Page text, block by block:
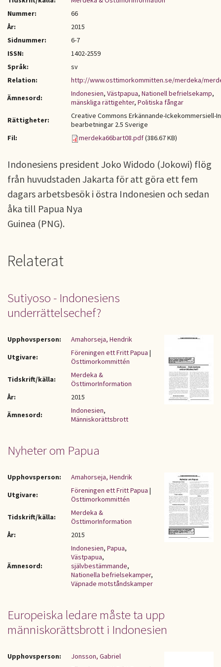
Nummer:
66
År:
2015
Sidnummer:
6-7
ISSN:
1402-2559
Språk:
sv
Relation:
http://www.osttimorkommitten.se/merdeka/
Ämnesord:
Indonesien, Västpapua, Nationell befrielsekamp,
mänskliga rättigehter, Politiska fångar
Rättigheter:
Creative Commons Erkännande-Ickekommersiell-
bearbetningar 2.5 Sverige
Fil:
merdeka66bart08.pdf(386.67 KB)
Indonesiens president Joko Widodo (Jokowi) flög
från huvudstaden Jakarta för att göra ett fem
dagars arbetsbesök i östra Indonesien och sedan
åka till Papua Nya
Guinea (PNG).
Relaterat
Sutiyoso - Indonesiens
underrättelsechef?
Upphovsperson:
Amahorseja, Hendrik
Utgivare:
Föreningen ett Fritt Papua |
Östtimorkommittén
Tidskrift/källa:
Merdeka &
ÖsttimorInformation
År:
2015
Ämnesord:
Indonesien,
Människorättsbrott
Nyheter om Papua
Upphovsperson:
Amahorseja, Hendrik
Utgivare:
Föreningen ett Fritt Papua |
Östtimorkommittén
Tidskrift/källa:
Merdeka &
ÖsttimorInformation
År:
2015
Ämnesord:
Indonesien, Papua,
Västpapua,
självbestämmande,
Nationella befrielsekamper,
Väpnade motståndskamper
Europeiska ledare måste ta upp
människorättsbrott i Indonesien
Upphovsperson:
Jonsson, Gabriel